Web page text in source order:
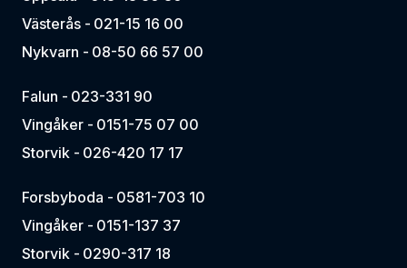
Västerås - 021-15 16 00
Nykvarn - 08-50 66 57 00
Falun - 023-331 90
Vingåker - 0151-75 07 00
Storvik - 026-420 17 17
Forsbyboda - 0581-703 10
Vingåker - 0151-137 37
Storvik - 0290-317 18